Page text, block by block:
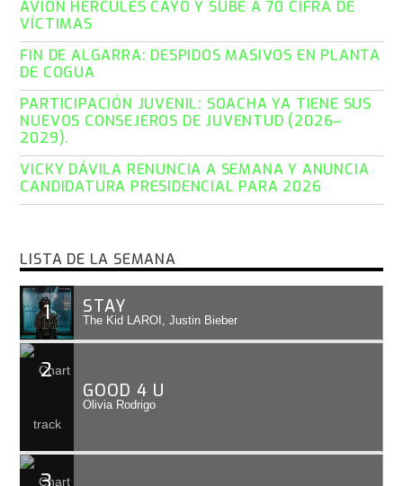
AVIÓN HÉRCULES CAYÓ Y SUBE A 70 CIFRA DE
VÍCTIMAS
FIN DE ALGARRA: DESPIDOS MASIVOS EN PLANTA
DE COGUA
PARTICIPACIÓN JUVENIL: SOACHA YA TIENE SUS
NUEVOS CONSEJEROS DE JUVENTUD (2026–
2029).
VICKY DÁVILA RENUNCIA A SEMANA Y ANUNCIA
CANDIDATURA PRESIDENCIAL PARA 2026
LISTA DE LA SEMANA
1 STAY
The Kid LAROI, Justin Bieber
2
GOOD 4 U
Olivia Rodrigo
3